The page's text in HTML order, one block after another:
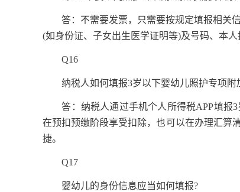
答：不需要发票，只需要按规定填报相关信
(如身份证、子女出生医学证明等)及号码、本人
Q16
纳税人如何填报3岁以下婴幼儿照护专项附
答：纳税人通过手机个人所得税APP填报3
在预扣预缴阶段享受扣除，也可以在办理汇算
捷。
Q17
婴幼儿的身份信息应当如何填报?